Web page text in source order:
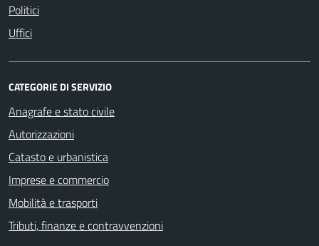
Politici
Uffici
CATEGORIE DI SERVIZIO
Anagrafe e stato civile
Autorizzazioni
Catasto e urbanistica
Imprese e commercio
Mobilità e trasporti
Tributi, finanze e contravvenzioni